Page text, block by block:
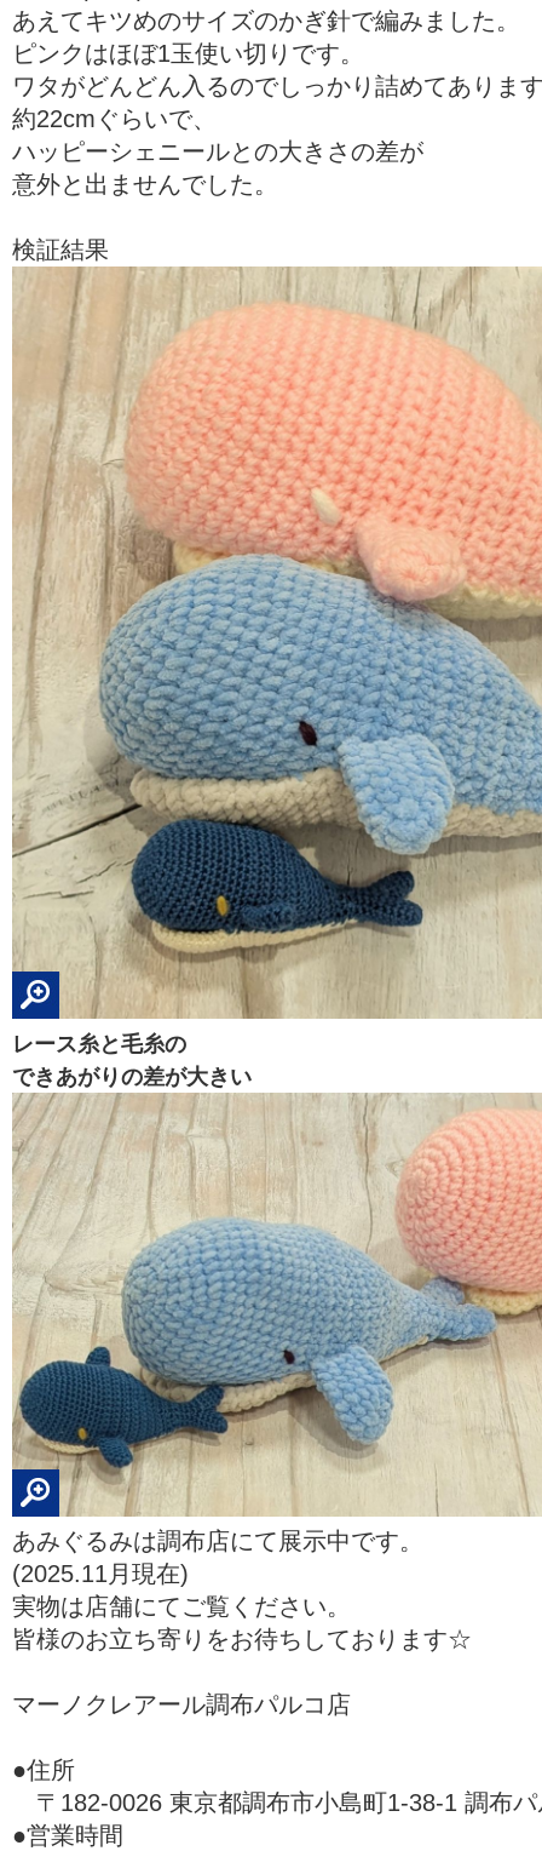
あえてキツめのサイズのかぎ針で編みました。
ピンクはほぼ1玉使い切りです。
ワタがどんどん入るのでしっかり詰めてありま
約22cmぐらいで、
ハッピーシェニールとの大きさの差が
意外と出ませんでした。
検証結果
レース糸と毛糸の
できあがりの差が大きい
あみぐるみは調布店にて展示中です。
(2025.11月現在)
実物は店舗にてご覧ください。
皆様のお立ち寄りをお待ちしております☆
マーノクレアール調布パルコ店
●住所
〒182-0026 東京都調布市小島町1-38-1 調布パ
●営業時間